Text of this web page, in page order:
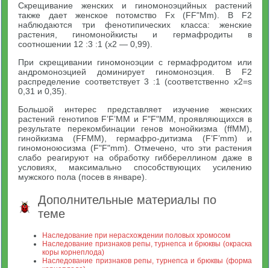
Скрещивание женских и гиномоноэцийных растений
также дает женское потомство Fx (FF"Mm). В F2
наблюдаются три фенотипических класса: женские
растения, гиномонойкисты и гермафродиты в
соотношении 12 :3 :1 (х2 — 0,99).
При скрещивании гиномоноэции с гермафродитом или
андромоноэцией доминирует гиномоноэция. В F2
распределение соответствует 3 :1 (соответственно x2=s
0,31 и 0,35).
Большой интерес представляет изучение женских
растений генотипов F’F’MM и F"F"MM, проявляющихся в
результате перекомбинации генов монойкизма (ffMM),
гинойкизма (FFMM), гермафро-дитизма (F’F’mm) и
гиномоноюсизма (F"F"mm). Отмечено, что эти растения
слабо реагируют на обработку гиббереллином даже в
условиях, максимально способствующих усилению
мужского пола (посев в январе).
Дополнительные материалы по
теме
Наследование при нерасхождении половых хромосом
Наследование признаков репы, турнепса и брюквы (окраска
коры корнеплода)
Наследование признаков репы, турнепса и брюквы (форма